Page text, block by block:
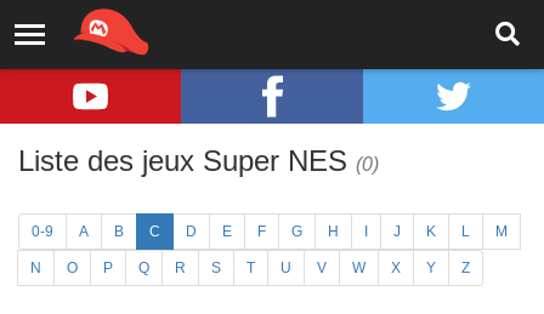
Liste des jeux Super NES (0)
0-9 A B C D E F G H J K L M
N O P Q R S T U V W X Y Z